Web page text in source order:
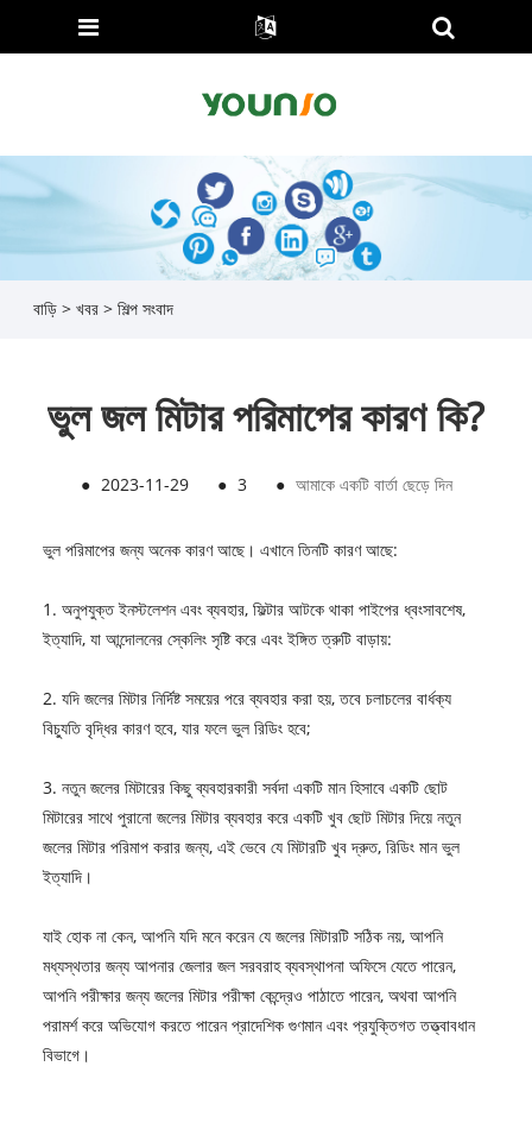
বাড়ি > খবর> শিল্প সংবাদ
ভুল জল মিটার পরিমাপের কারণ কি?
● 2023-11-29 ● 3 ● আমাকে একটি বার্তা ছেড়ে দিন
ভুল পরিমাপের জন্য অনেক কারণ আছে। এখানে তিনটি কারণ আছে:
1. অনুপযুক্ত ইনস্টলেশন এবং ব্যবহার, ফিল্টার আটকে থাকা পাইপের ধ্বংসাবশেষ,
ইত্যাদি, যা আন্দোলনের স্কেলিং সৃষ্টি করে এবং ইঙ্গিত ত্রুটি বাড়ায়:
2. যদি জলের মিটার নির্দিষ্ট সময়ের পরে ব্যবহার করা হয়, তবে চলাচলের বার্ধক্য
বিচ্যুতি বৃদ্ধির কারণ হবে, যার ফলে ভুল রিডিং হবে;
3. নতুন জলের মিটারের কিছু ব্যবহারকারী সর্বদা একটি মান হিসাবে একটি ছোট
মিটারের সাথে পুরানো জলের মিটার ব্যবহার করে একটি খুব ছোট মিটার দিয়ে নতুন
জলের মিটার পরিমাপ করার জন্য, এই ভেবে যে মিটারটি খুব দ্রুত, রিডিং মান ভুল
ইত্যাদি।
যাই হোক না কেন, আপনি যদি মনে করেন যে জলের মিটারটি সঠিক নয়, আপনি
মধ্যস্থতার জন্য আপনার জেলার জল সরবরাহ ব্যবস্থাপনা অফিসে যেতে পারেন,
আপনি পরীক্ষার জন্য জলের মিটার পরীক্ষা কেন্দ্রেও পাঠাতে পারেন, অথবা আপনি
পরামর্শ করে অভিযোগ করতে পারেন প্রাদেশিক গুণমান এবং প্রযুক্তিগত তত্ত্বাবধান
বিভাগে।